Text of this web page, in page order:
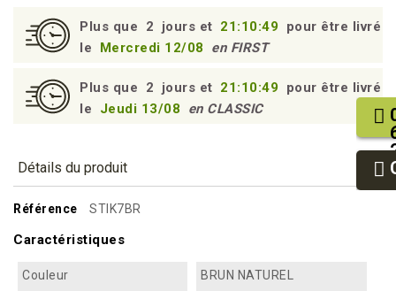
Plus que 2 jours et 21:10:48 pour être livré
le
Mercredi 12/08 en FIRST
Plus que 2 jours et 21:10:48 pour être livré
le
Jeudi 13/08 en CLASSIC
Détails du produit
Référence STIK7BR
Caractéristiques
Couleur BRUN NATUREL